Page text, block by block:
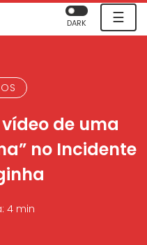
☰
DARK
de uma
no Incidente
4 min